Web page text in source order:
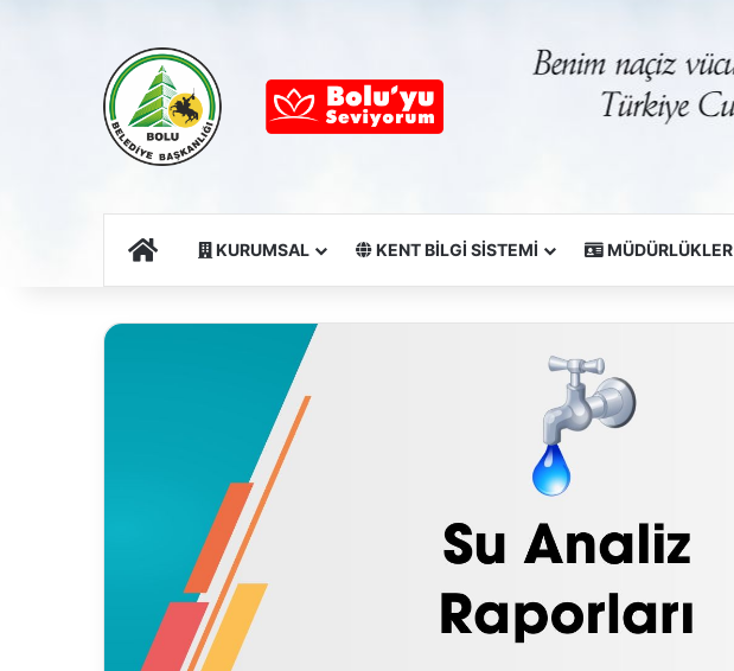
Ana SayfaKURUMSAL KENT BİLGİ SİSTEMİ MÜDÜRLÜKLER